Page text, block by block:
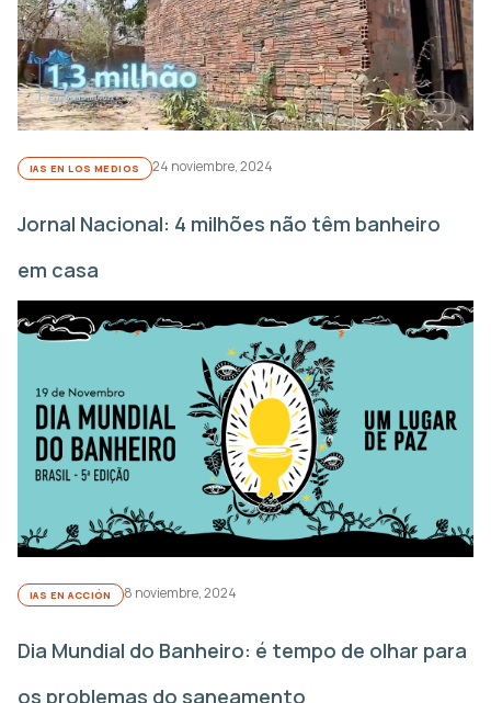
IAS EN LOS MEDIOS 24 noviembre, 2024
Jornal Nacional: 4 milhões não têm banheiro
em casa
IAS EN ACCIÓN 8 noviembre, 2024
Dia Mundial do Banheiro: é tempo de olhar para
os problemas do saneamento